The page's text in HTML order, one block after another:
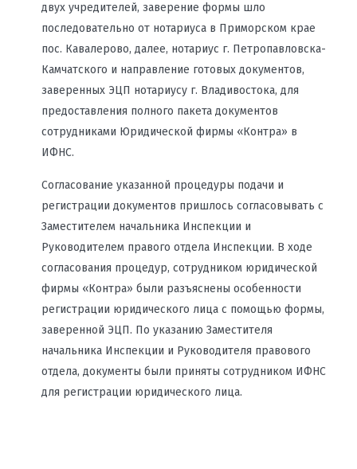
двух учредителей, заверение формы шло
последовательно от нотариуса в Приморском крае
пос. Кавалерово, далее, нотариус г. Петропавловска-
Камчатского и направление готовых документов,
заверенных ЭЦП нотариусу г. Владивостока, для
предоставления полного пакета документов
сотрудниками Юридической фирмы «Контра» в
ИФНС.
Согласование указанной процедуры подачи и
регистрации документов пришлось согласовывать с
Заместителем начальника Инспекции и
Руководителем правого отдела Инспекции. В ходе
согласования процедур, сотрудником юридической
фирмы «Контра» были разъяснены особенности
регистрации юридического лица с помощью формы,
заверенной ЭЦП. По указанию Заместителя
начальника Инспекции и Руководителя правового
отдела, документы были приняты сотрудником ИФНС
для регистрации юридического лица.